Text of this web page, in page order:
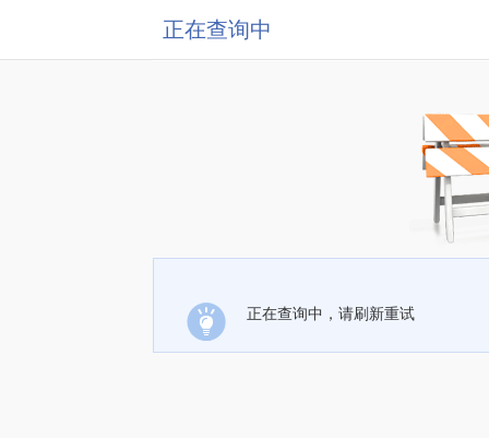
正在查询中
正在查询中，请刷新重试